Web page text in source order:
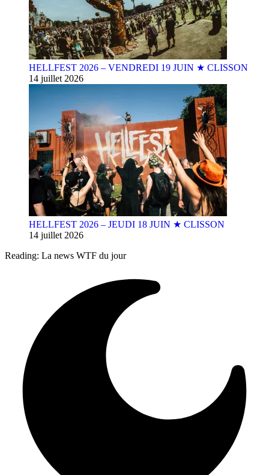
HELLFEST 2026 – VENDREDI 19 JUIN ★ CLISSON
14 juillet 2026
HELLFEST 2026 – JEUDI 18 JUIN ★ CLISSON
14 juillet 2026
Reading: La news WTF du jour